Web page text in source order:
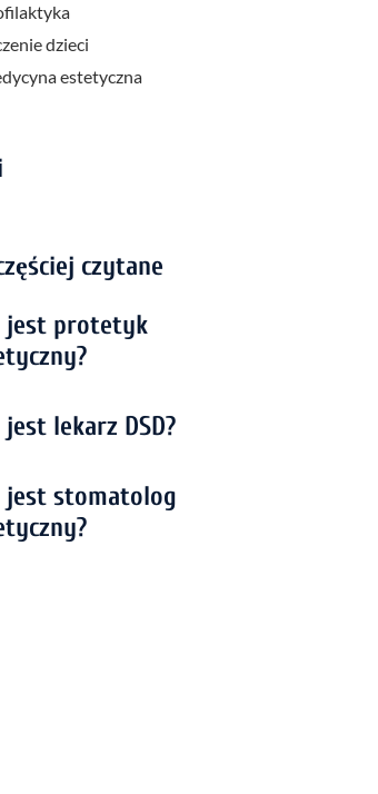
dzieci
estetyczna
czytane
jest protetyk
jest lekarz DSD?
jest stomatolog